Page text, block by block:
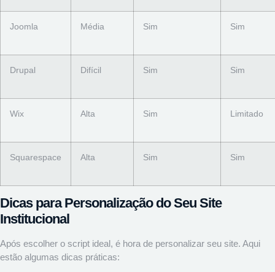
Joomla Média Sim Sim
Drupal Difícil Sim Sim
Wix Alta Sim Limitado
Squarespace Alta Sim Sim
Dicas para Personalização do Seu Site
Institucional
Após escolher o script ideal, é hora de personalizar seu site. Aqui
estão algumas dicas práticas: